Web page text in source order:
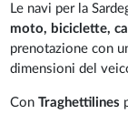
Le navi per la
moto, biciclette,
prenotazione con
dimensioni del
ConTraghettilines